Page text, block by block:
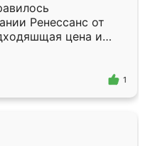
Ренессанс от
цена и
Приехавший
самый
1